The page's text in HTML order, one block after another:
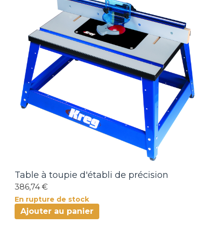
Table à toupie d'établi de précision
386,74 €
En rupture de stock
Ajouter au panier